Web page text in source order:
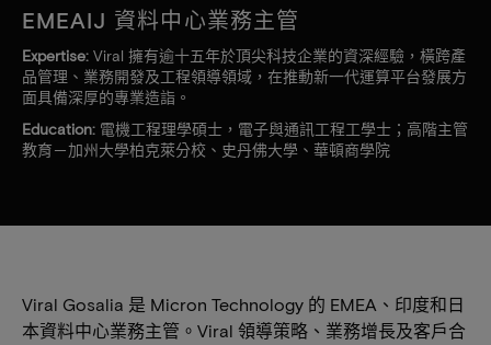
EMEAIJ 資料中心業務主管
Expertise: Viral 擁有逾十五年於頂尖科技企業的資深經驗，橫跨產
品管理、業務開發及工程領導領域，在推動新一代運算平台發展方
面具備深厚的專業造詣。
Education: 電機工程理學碩士，電子與通訊工程工學士；高階主管
教育－加州大學柏克萊分校、史丹佛大學、華頓商學院
Viral Gosalia 是 Micron Technology 的 EMEA、印度和日
本資料中心業務主管。Viral 領導策略、業務增長及客戶合